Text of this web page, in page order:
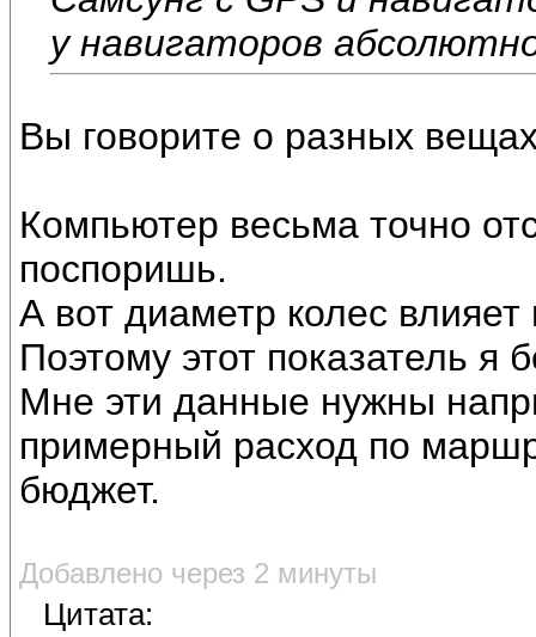
у навигаторов
Вы говорите о разных
Компьютер весьма точно
поспоришь.
А вот диаметр колес
Поэтому этот показатель я
Мне эти данные нужны
примерный расход по
бюджет.
Добавлено через 2 минуты
Цитата: